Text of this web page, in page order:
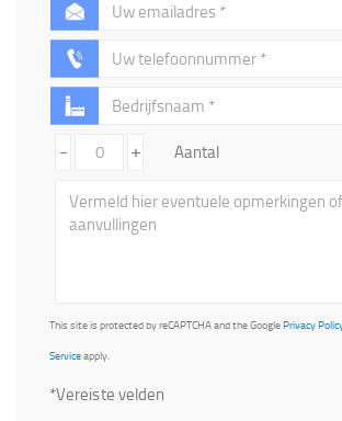
- + Aantal
This site is protected by reCAPTCHA and the GooglePrivacy
Serviceapply.
*Vereiste velden